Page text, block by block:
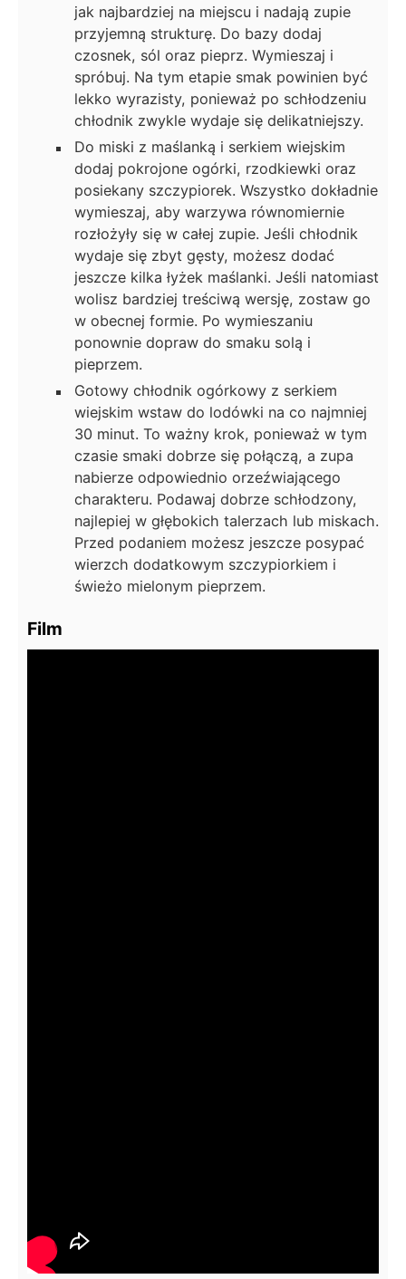
jak najbardziej na miejscu i nadają zupie
przyjemną strukturę. Do bazy dodaj
czosnek, sól oraz pieprz. Wymieszaj i
spróbuj. Na tym etapie smak powinien być
lekko wyrazisty, ponieważ po schłodzeniu
chłodnik zwykle wydaje się delikatniejszy.
Do miski z maślanką i serkiem wiejskim
dodaj pokrojone ogórki, rzodkiewki oraz
posiekany szczypiorek. Wszystko dokładnie
wymieszaj, aby warzywa równomiernie
rozłożyły się w całej zupie. Jeśli chłodnik
wydaje się zbyt gęsty, możesz dodać
jeszcze kilka łyżek maślanki. Jeśli natomiast
wolisz bardziej treściwą wersję, zostaw go
w obecnej formie. Po wymieszaniu
ponownie dopraw do smaku solą i
pieprzem.
Gotowy chłodnik ogórkowy z serkiem
wiejskim wstaw do lodówki na co najmniej
30 minut. To ważny krok, ponieważ w tym
czasie smaki dobrze się połączą, a zupa
nabierze odpowiednio orzeźwiającego
charakteru. Podawaj dobrze schłodzony,
najlepiej w głębokich talerzach lub miskach.
Przed podaniem możesz jeszcze posypać
wierzch dodatkowym szczypiorkiem i
świeżo mielonym pieprzem.
Film